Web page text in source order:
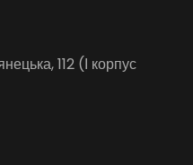
112 (І корпус